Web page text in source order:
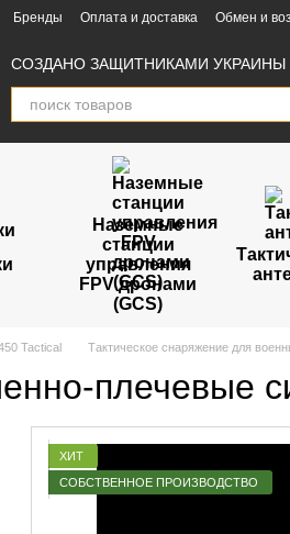
Бренды Оплата и доставка Обмен и
СОЗДАНО ЗАЩИТНИКАМИ УКРАИНЫ
Наземные
станции
управления
FPV дронами
(GCS)
Tactical Тактическое снаряжение для
плечевые
ХИТ
СОБСТВЕННОЕ ПРОИЗВОДСТВО